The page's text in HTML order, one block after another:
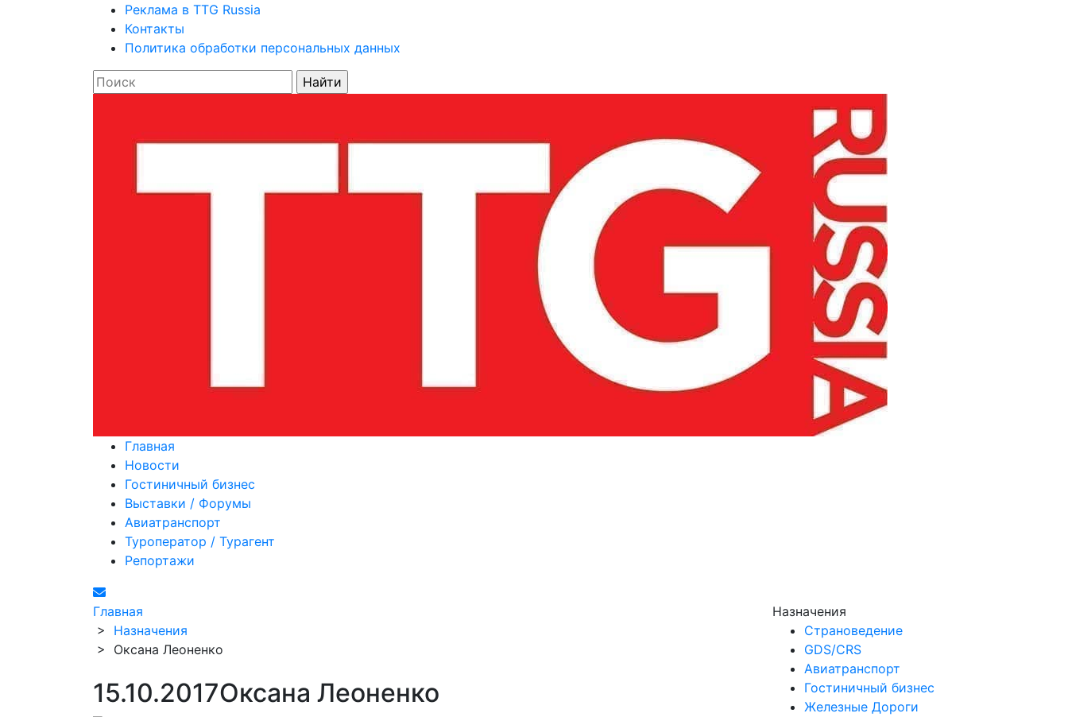
Реклама в TTG Russia
Контакты
Политика обработки персональных данных
Главная
Новости
Гостиничный бизнес
Выставки / Форумы
Авиатранспорт
Туроператор / Турагент
Репортажи
Главная
> Назначения
> Оксана Леоненко
15.10.2017Оксана Леоненко
Назначения
Страноведение
GDS/CRS
Авиатранспорт
Гостиничный бизнес
Железные Дороги